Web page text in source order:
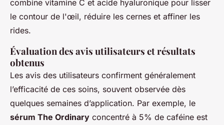
combine vitamine C et acide hyaluronique pour lisser
le contour de l'œil, réduire les cernes et affiner les
rides.
Évaluation des avis utilisateurs et résultats
obtenus
Les avis des utilisateurs confirment généralement
l’efficacité de ces soins, souvent observée dès
quelques semaines d’application. Par exemple, le
sérum The Ordinary concentré à 5% de caféine est